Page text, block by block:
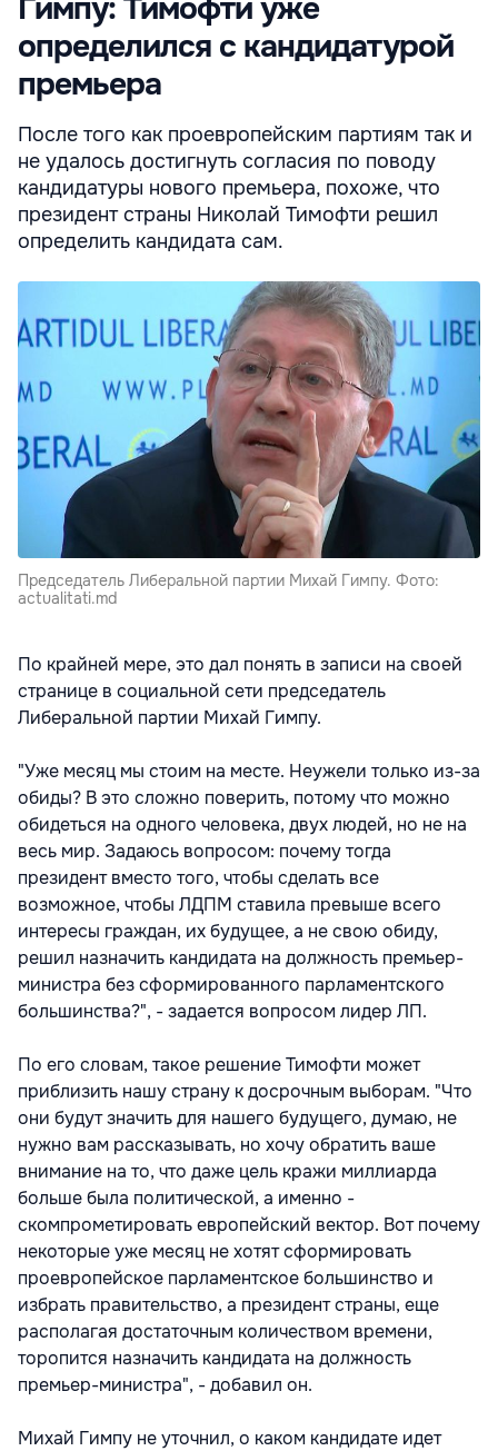
Гимпу: Тимофти уже
определился с кандидатурой
премьера
После того как проевропейским партиям так и
не удалось достигнуть согласия по поводу
кандидатуры нового премьера, похоже, что
президент страны Николай Тимофти решил
определить кандидата сам.
Председатель Либеральной партии Михай Гимпу. Фото:
actualitati.md
По крайней мере, это дал понять в записи на своей
странице в социальной сети председатель
Либеральной партии Михай Гимпу.
"Уже месяц мы стоим на месте. Неужели только из-за
обиды? В это сложно поверить, потому что можно
обидеться на одного человека, двух людей, но не на
весь мир. Задаюсь вопросом: почему тогда
президент вместо того, чтобы сделать все
возможное, чтобы ЛДПМ ставила превыше всего
интересы граждан, их будущее, а не свою обиду,
решил назначить кандидата на должность премьер-
министра без сформированного парламентского
большинства?", - задается вопросом лидер ЛП.
По его словам, такое решение Тимофти может
приблизить нашу страну к досрочным выборам. "Что
они будут значить для нашего будущего, думаю, не
нужно вам рассказывать, но хочу обратить ваше
внимание на то, что даже цель кражи миллиарда
больше была политической, а именно -
скомпрометировать европейский вектор. Вот почему
некоторые уже месяц не хотят сформировать
проевропейское парламентское большинство и
избрать правительство, а президент страны, еще
располагая достаточным количеством времени,
торопится назначить кандидата на должность
премьер-министра", - добавил он.
Михай Гимпу не уточнил, о каком кандидате идет